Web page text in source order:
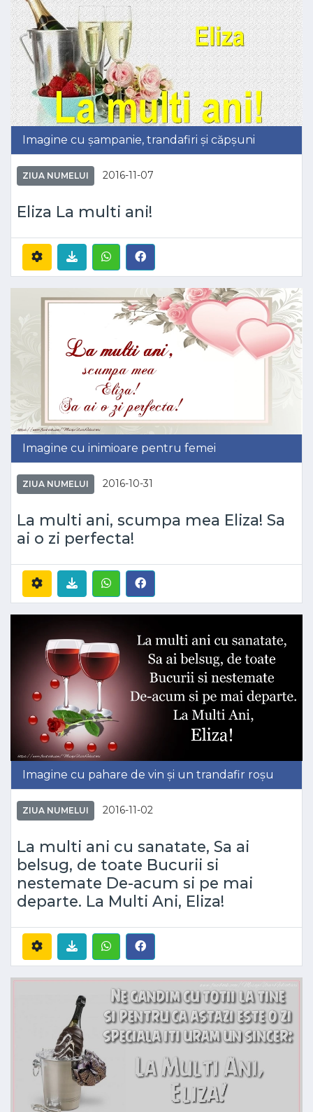
Imagine cu șampanie, trandafiri și căpșuni
ZIUA NUMELUI 2016-11-07
Eliza La multi ani!
Imagine cu inimioare pentru femei
ZIUA NUMELUI 2016-10-31
La multi ani, scumpa mea Eliza! Sa
ai o zi perfecta!
Imagine cu pahare de vin și un trandafir roșu
ZIUA NUMELUI 2016-11-02
La multi ani cu sanatate, Sa ai
belsug, de toate Bucurii si
nestemate De-acum si pe mai
departe. La Multi Ani, Eliza!